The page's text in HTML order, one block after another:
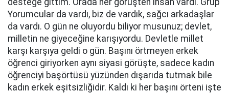
desteğe gittim. Orada her görüşten insan vardı. Grup
Yorumcular da vardı, biz de vardık, sağcı arkadaşlar
da vardı. O gün ne oluyordu biliyor musunuz; devlet,
milletin ne giyeceğine karışıyordu. Devletle millet
karşı karşıya geldi o gün. Başını örtmeyen erkek
öğrenci giriyorken aynı siyasi görüşte, sadece kadın
öğrenciyi başörtüsü yüzünden dışarıda tutmak bile
kadın erkek eşitsizliğidir. Kaldı ki her başını örteni işte